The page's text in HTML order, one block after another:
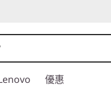
優惠